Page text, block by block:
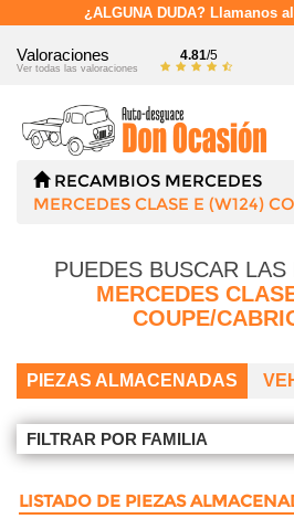
¿ALGUNA DUDA? Llamanos al
Valoraciones
Ver todas las valoraciones
4.81/5
RECAMBIOS MERCEDES
MERCEDES CLASE E (W124)
PUEDES BUSCAR
MERCEDES
COUPE/
PIEZAS ALMACENADAS
FILTRAR POR FAMILIA
LISTADO DE PIEZAS